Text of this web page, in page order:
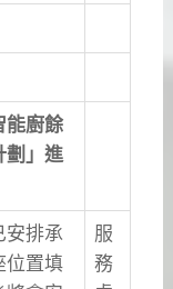
能廚餘
劃」進
排承
位置填
服
務